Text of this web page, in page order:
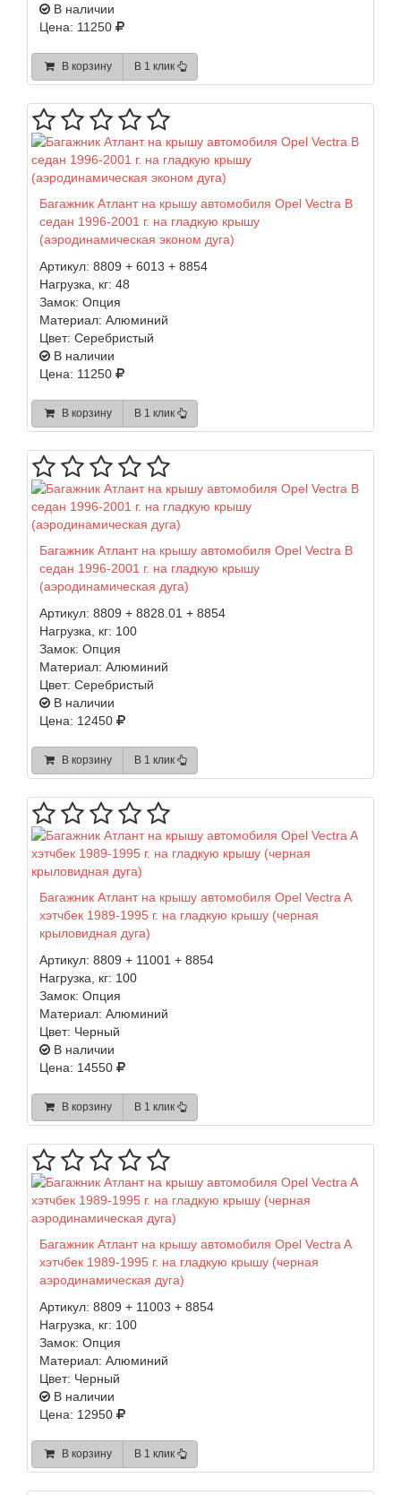
В наличии
Цена: 11250
В корзину В 1 клик
Багажник Атлант на крышу автомобиля Opel Vectra B
седан 1996-2001 г. на гладкую крышу
(аэродинамическая эконом дуга)
Артикул: 8809 + 6013 + 8854
Нагрузка, кг: 48
Замок: Опция
Материал: Алюминий
Цвет: Серебристый
В наличии
Цена: 11250
В корзину В 1 клик
Багажник Атлант на крышу автомобиля Opel Vectra B
седан 1996-2001 г. на гладкую крышу
(аэродинамическая дуга)
Артикул: 8809 + 8828.01 + 8854
Нагрузка, кг: 100
Замок: Опция
Материал: Алюминий
Цвет: Серебристый
В наличии
Цена: 12450
В корзину В 1 клик
Багажник Атлант на крышу автомобиля Opel Vectra A
хэтчбек 1989-1995 г. на гладкую крышу (черная
крыловидная дуга)
Артикул: 8809 + 11001 + 8854
Нагрузка, кг: 100
Замок: Опция
Материал: Алюминий
Цвет: Черный
В наличии
Цена: 14550
В корзину В 1 клик
Багажник Атлант на крышу автомобиля Opel Vectra A
хэтчбек 1989-1995 г. на гладкую крышу (черная
аэродинамическая дуга)
Артикул: 8809 + 11003 + 8854
Нагрузка, кг: 100
Замок: Опция
Материал: Алюминий
Цвет: Черный
В наличии
Цена: 12950
В корзину В 1 клик